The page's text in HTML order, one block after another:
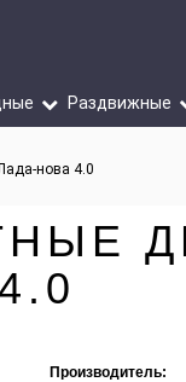
Раздвижные
нова 4.0
Производитель: